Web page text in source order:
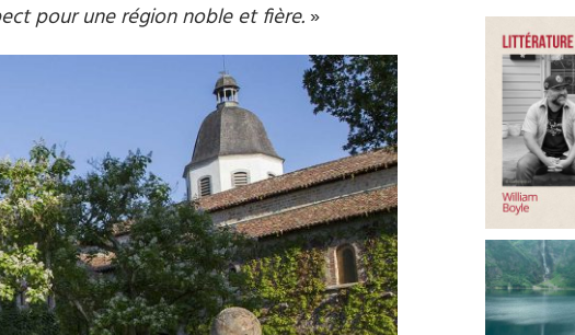
pour une région noble et fière. »